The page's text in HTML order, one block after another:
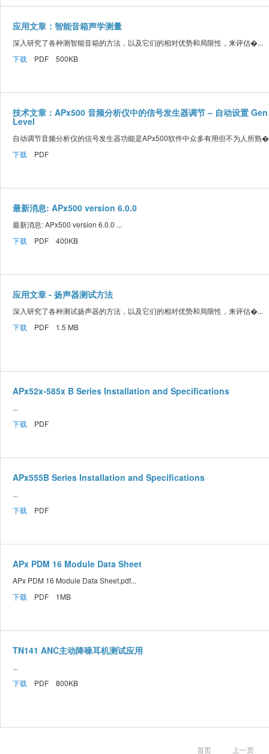
应用文章：智能音箱声学测量
深入研究了各种测智能音箱的方法，以及它们的相对优势和局限性，来评估�...
下载 PDF 500KB
技术文章：APx500 音频分析仪中的信号发生器调节 – 自动设置 Gen
Level
自动调节音频分析仪的信号发生器功能是APx500软件中众多有用但不为人所熟
下载 PDF
最新消息: APx500 version 6.0.0
最新消息: APx500 version 6.0.0 ...
下载 PDF 400KB
应用文章 - 扬声器测试方法
深入研究了各种测试扬声器的方法，以及它们的相对优势和局限性，来评估�...
下载 PDF 1.5 MB
APx52x-585x B Series Installation and Specifications
...
下载 PDF
APx555B Series Installation and Specifications
...
下载 PDF
APx PDM 16 Module Data Sheet
APx PDM 16 Module Data Sheet.pdf...
下载 PDF 1MB
TN141 ANC主动降噪耳机测试应用
...
下载 PDF 800KB
首页 上一页